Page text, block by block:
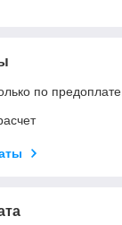
по предоплате.